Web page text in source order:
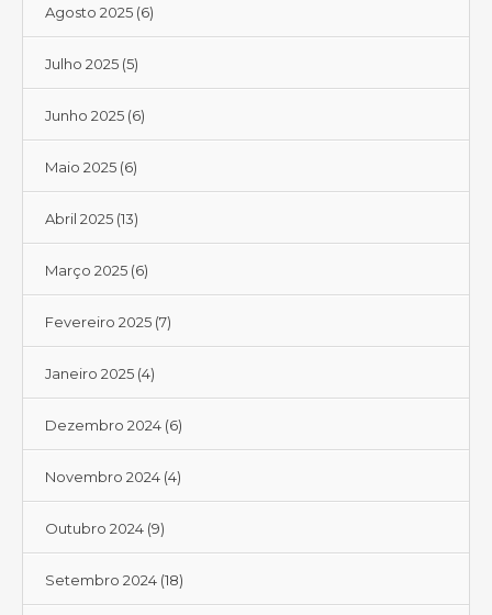
Agosto 2025 (6)
Julho 2025 (5)
Junho 2025 (6)
Maio 2025 (6)
Abril 2025 (13)
Março 2025 (6)
Fevereiro 2025 (7)
Janeiro 2025 (4)
Dezembro 2024 (6)
Novembro 2024 (4)
Outubro 2024 (9)
Setembro 2024 (18)